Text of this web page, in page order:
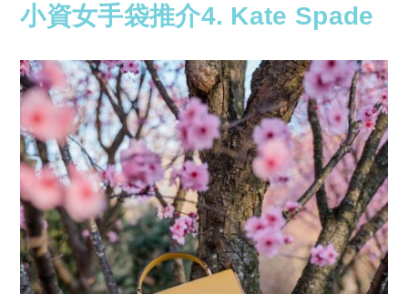
小資女手袋推介4. Kate Spade